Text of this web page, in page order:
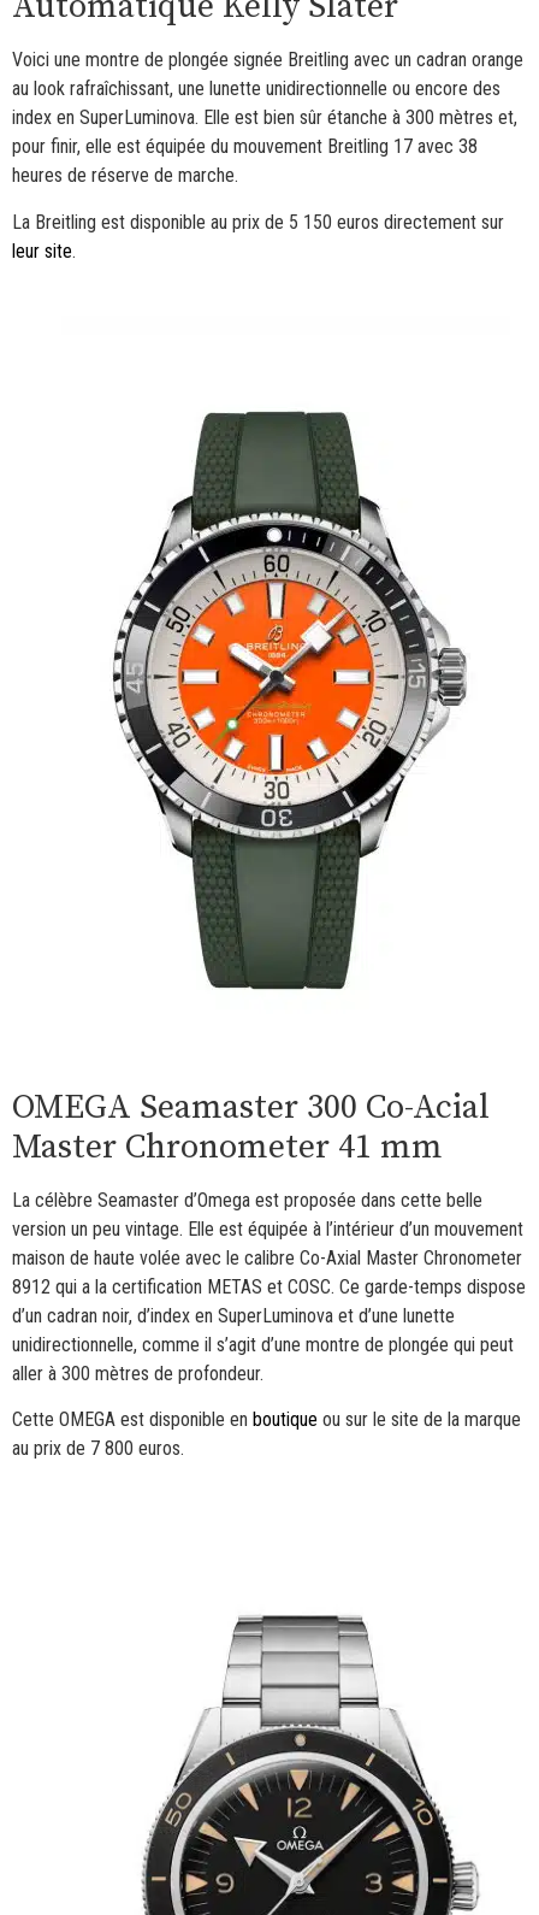
Voici une montre de plongée signée Breitling avec un cadran orange
au look rafraîchissant, une lunette unidirectionnelle ou encore des
index en SuperLuminova. Elle est bien sûr étanche à 300 mètres et,
pour finir, elle est équipée du mouvement Breitling 17 avec 38
heures de réserve de marche.
La Breitling est disponible au prix de 5 150 euros directement sur
leur site.
OMEGA Seamaster 300 Co-Acial
Master Chronometer 41 mm
La célèbre Seamaster d’Omega est proposée dans cette belle
version un peu vintage. Elle est équipée à l’intérieur d’un mouvement
maison de haute volée avec le calibre Co-Axial Master Chronometer
8912 qui a la certification METAS et COSC. Ce garde-temps dispose
d’un cadran noir, d’index en SuperLuminova et d’une lunette
unidirectionnelle, comme il s’agit d’une montre de plongée qui peut
aller à 300 mètres de profondeur.
Cette OMEGA est disponible en boutique ou sur le site de la marque
au prix de 7 800 euros.